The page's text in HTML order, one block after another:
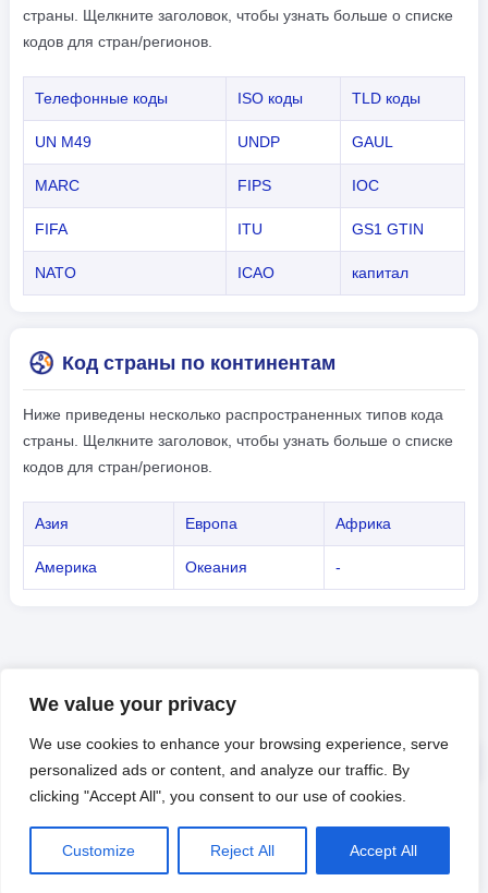
We value your privacy
We use cookies to enhance your browsing experience, serve
personalized ads or content, and analyze our traffic. By
clicking "Accept All", you consent to our use of cookies.
Customize Reject All Accept All
страны. Щелкните заголовок, чтобы узнать больше о списке
кодов для стран/регионов.
Телефонные коды ISO коды TLD коды
UN M49 UNDP GAUL
MARC FIPS IOC
FIFA ITU GS1 GTIN
NATO ICAO капитал
Код страны по континентам
Ниже приведены несколько распространенных типов кода
страны. Щелкните заголовок, чтобы узнать больше о списке
кодов для стран/регионов.
Азия Европа Африка
Америка Океания -